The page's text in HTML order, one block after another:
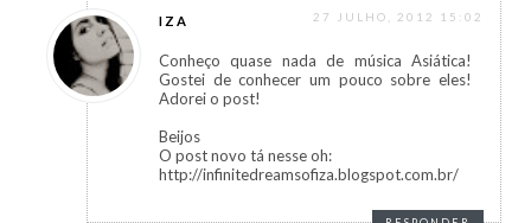
IZA 27 JULHO, 2012 15:02
Conheço quase nada de música Asiática!
Gostei de conhecer um pouco sobre eles!
Adorei o post!
Beijos
O post novo tá nesse oh:
http://infinitedreamsofiza.blogspot.com.br/